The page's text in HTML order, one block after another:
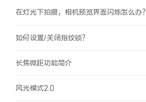
在灯光下拍摄，相机预览界面闪烁怎么办？
如何设置/关闭指纹锁？
长焦微距功能简介
风光模式2.0